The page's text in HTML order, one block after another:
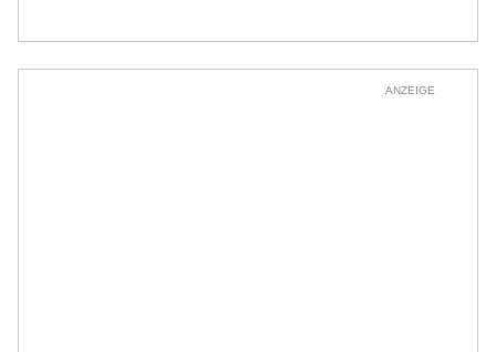
ANZEIGE